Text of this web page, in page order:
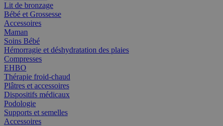
Lit de bronzage
Bébé et Grossesse
Accessoires
Maman
Soins Bébé
Hémorragie et déshydratation des plaies
Compresses
EHBO
Thérapie froid-chaud
Plâtres et accessoires
Dispositifs médicaux
Podologie
Supports et semelles
Accessoires